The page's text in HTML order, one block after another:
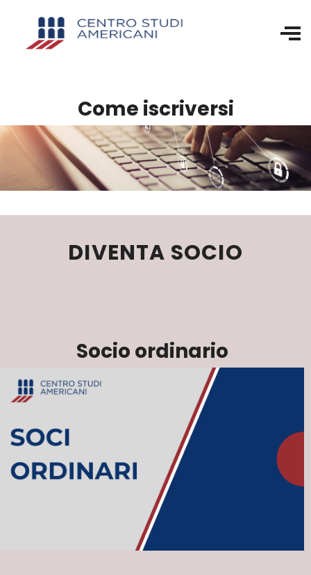
Come iscriversi
DIVENTA SOCIO
Socio ordinario